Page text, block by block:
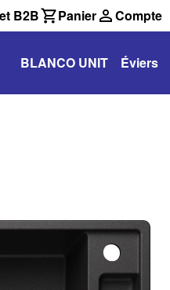
B2B Panier Compte
BLANCO UNIT Éviers